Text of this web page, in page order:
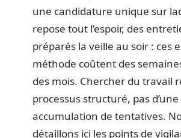
une candidature unique sur
repose tout l’espoir, des
préparés la veille au soir : ces
méthode coûtent des
des mois. Chercher du travail
processus structuré, pas d’une
accumulation de tentatives.
détaillons ici les points de